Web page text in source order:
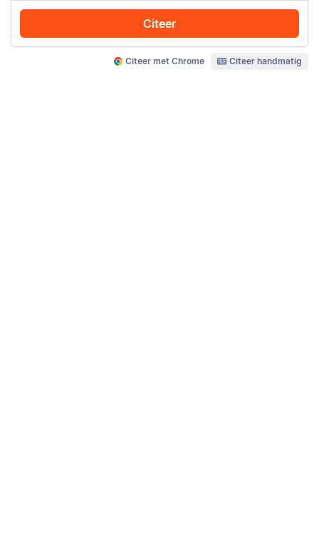
Citeer
Citeer met Chrome Citeer handmatig